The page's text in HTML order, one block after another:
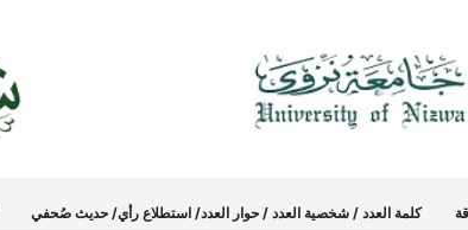
كلمة العدد / شخصية العدد / حوار العدد/ استطلاع رأي/ حديث صُحفي